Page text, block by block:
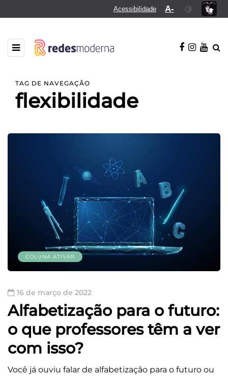
Acessibilidade A-
TAG DE NAVEGAÇÃO
flexibilidade
COLUNA ATIVAR
16 de março de 2022
Alfabetização para o futuro:
o que professores têm a ver
com isso?
Você já ouviu falar de alfabetização para o futuro ou